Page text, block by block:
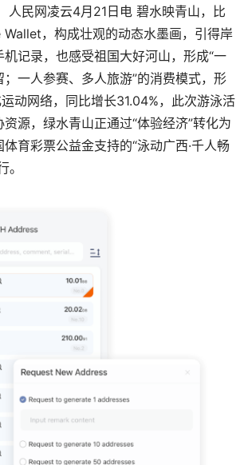
人民网凌云4月21日电 碧水映青山，比
，构成壮观的动态水墨画，引得岸
记录，也感受祖国大好河山，形成“一
；一人参赛、多人旅游”的消费模式，形
运动网络，同比增长31.04%，此次游泳活
源，绿水青山正通过“体验经济”转化为
育彩票公益金支持的“泳动广西·千人畅
。